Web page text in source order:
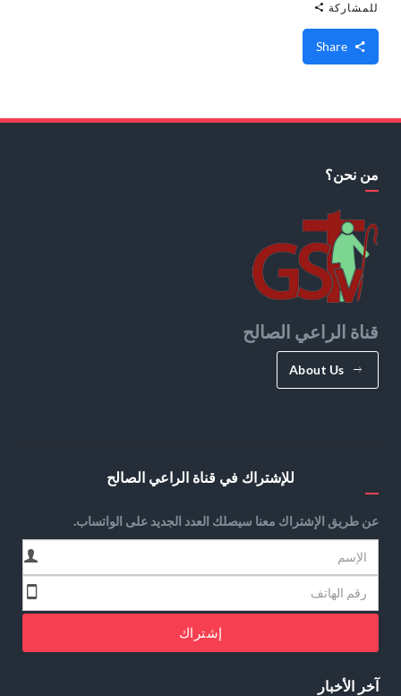
للمشاركة
من نحن؟
قناة الراعي الصالح
About Us
للإشتراك في قناة الراعي الصالح
عن طريق الإشتراك معنا سيصلك العدد الجديد على الواتساب.
إشتراك
آخر الأخبار